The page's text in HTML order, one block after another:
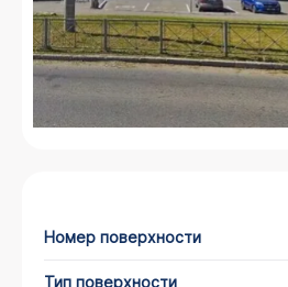
Номер поверхности
Тип поверхности